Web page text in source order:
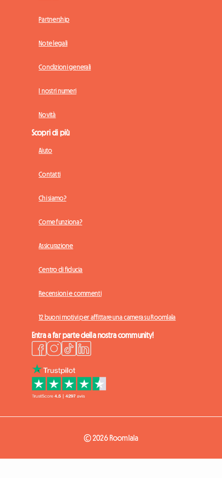
Partnership
Note legali
Condizioni generali
I nostri numeri
Novità
Scopri di più
Aiuto
Contatti
Chi siamo?
Come funziona?
Assicurazione
Centro di fiducia
Recensioni e commenti
12 buoni motivi per affittare una camera su Roomlala
Entra a far parte della nostra community!
© 2026 Roomlala